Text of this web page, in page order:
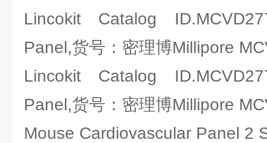
Lincokit Catalog
Panel,货号：密理博Millipore
Lincokit Catalog
Panel,货号：密理博Millipore
Mouse Cardiovascular Panel 2